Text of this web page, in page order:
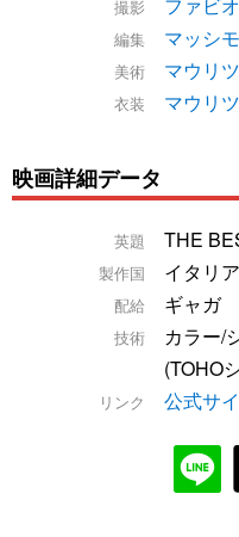
撮影 ファビ
編集 マッシ
美術 マウリ
衣装 マウリ
映画詳細データ
英題 THE
製作国 イタリア
配給 ギャガ
技術
カラー/
(TOHO
リンク 公式サ